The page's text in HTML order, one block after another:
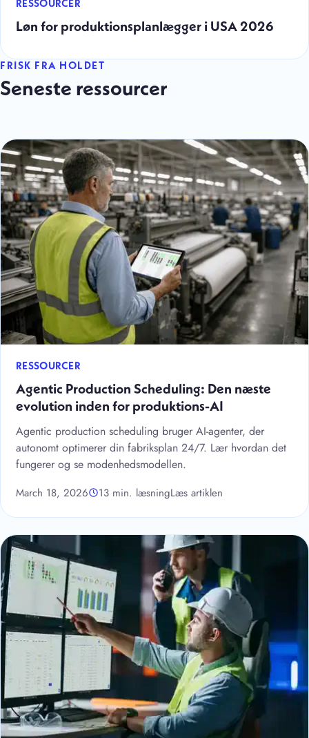
RESSOURCER
Løn for produktionsplanlægger i USA 2026
FRISK FRA HOLDET
Seneste ressourcer
RESSOURCER
Agentic Production Scheduling: Den næste
evolution inden for produktions-AI
Agentic production scheduling bruger AI-agenter, der
autonomt optimerer din fabriksplan 24/7. Lær hvordan det
fungerer og se modenhedsmodellen.
March 18, 2026 13 min. læsningLæs artiklen